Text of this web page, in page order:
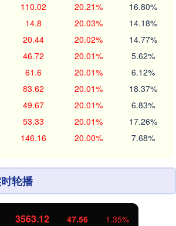
110.02 20.21% 16.80%
14.8 20.03% 14.18%
20.44 20.02% 14.77%
46.72 20.01% 5.62%
61.6 20.01% 6.12%
83.62 20.01% 18.37%
49.67 20.01% 6.83%
53.33 20.01% 17.26%
146.16 20.00% 7.68%
轮播
3563.12 47.56 1.35%